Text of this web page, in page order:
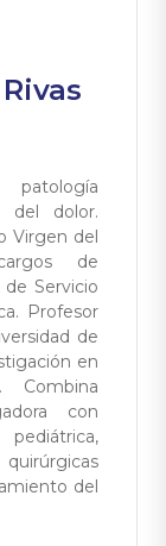
patología
del dolor.
Virgen del
de
Servicio
Profesor
de
en
Combina
con
del